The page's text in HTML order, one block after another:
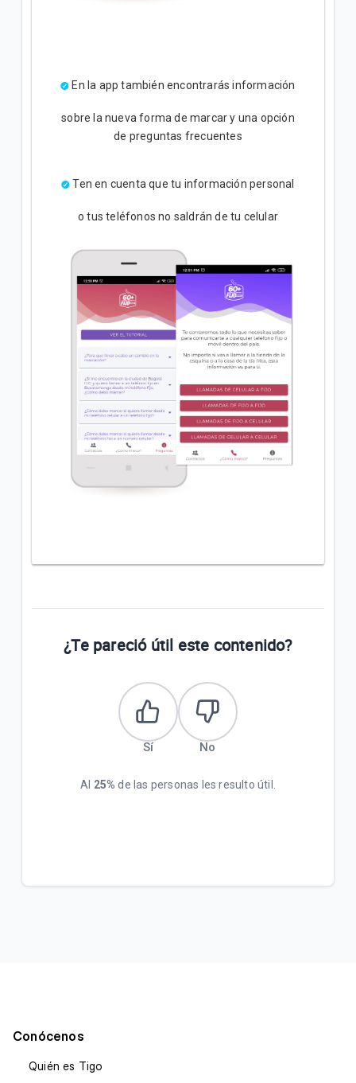
En la app también encontrarás información
sobre la nueva forma de marcar y una opción
de preguntas frecuentes
Ten en cuenta que tu información personal
o tus teléfonos no saldrán de tu celular
¿Te pareció útil este contenido?
Sí No
Al 25% de las personas les resulto útil.
Conócenos
Quién es Tigo